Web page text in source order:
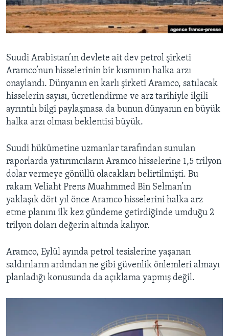
HAYATTAN
SANAT
BIZI TAKIP EDIN
Diller
Suudi Arabistan’ın devlete ait dev petrol şirketi
Aramco’nun hisselerinin bir kısmının halka arzı
onaylandı. Dünyanın en karlı şirketi Aramco, satılacak
hisselerin sayısı, ücretlendirme ve arz tarihiyle ilgili
ayrıntılı bilgi paylaşmasa da bunun dünyanın en büyük
halka arzı olması beklentisi büyük.
Suudi hükümetine uzmanlar tarafından sunulan
raporlarda yatırımcıların Aramco hisselerine 1,5 trilyon
dolar vermeye gönüllü olacakları belirtilmişti. Bu
rakam Veliaht Prens Muahmmed Bin Selman’ın
yaklaşık dört yıl önce Aramco hisselerini halka arz
etme planını ilk kez gündeme getirdiğinde umduğu 2
trilyon doları değerin altında kalıyor.
Aramco, Eylül ayında petrol tesislerine yaşanan
saldırıların ardından ne gibi güvenlik önlemleri almayı
planladığı konusunda da açıklama yapmış değil.